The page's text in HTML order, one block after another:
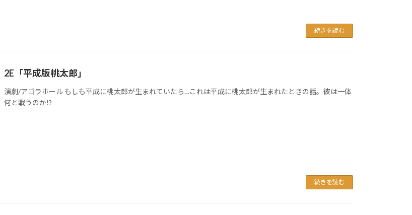
続きを読む
2E「平成版桃太郎」
演劇/アゴラホール もしも平成に桃太郎が生まれていたら…これは平成に桃太郎が生まれたときの話。彼は一体
何と戦うのか!?
続きを読む